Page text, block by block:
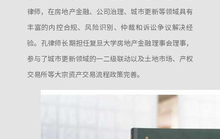
律师，在房地产金融、公司治理、城市更新等领域具有
丰富的内控合规、风险识别、仲裁和诉讼争议解决经
验。孔律师长期担任复旦大学房地产金融理事会理事，
参与了城市更新领域的一二级联动以及土地市场、产权
交易所等大宗资产交易流程政策完善。